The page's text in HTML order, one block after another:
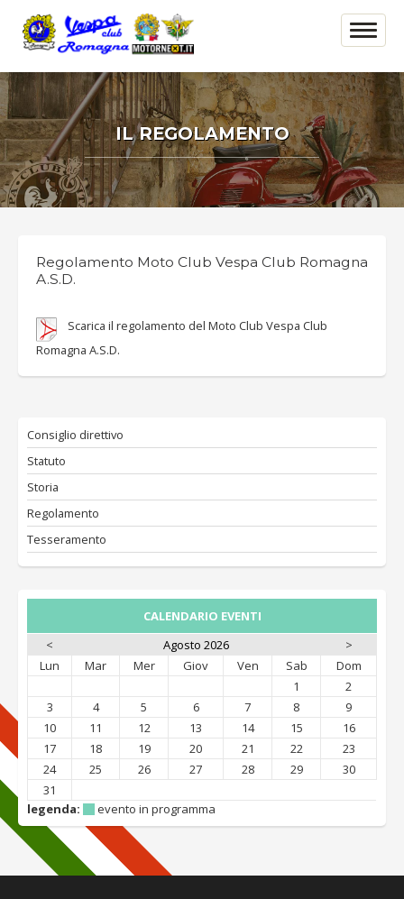
IL REGOLAMENTO
Regolamento Moto Club Vespa Club Romagna
A.S.D.
Scarica il regolamento del Moto Club Vespa Club
Romagna A.S.D.
Consiglio direttivo
Statuto
Storia
Regolamento
Tesseramento
CALENDARIO EVENTI
<
Agosto 2026
>
Lun
Mar Mer Giov Ven Sab
Dom
1
2
3
4 5 6 7 8
9
10
11 12 13 14 15
16
17
18 19 20 21 22
23
24
25 26 27 28 29
30
31
legenda:
evento in programma